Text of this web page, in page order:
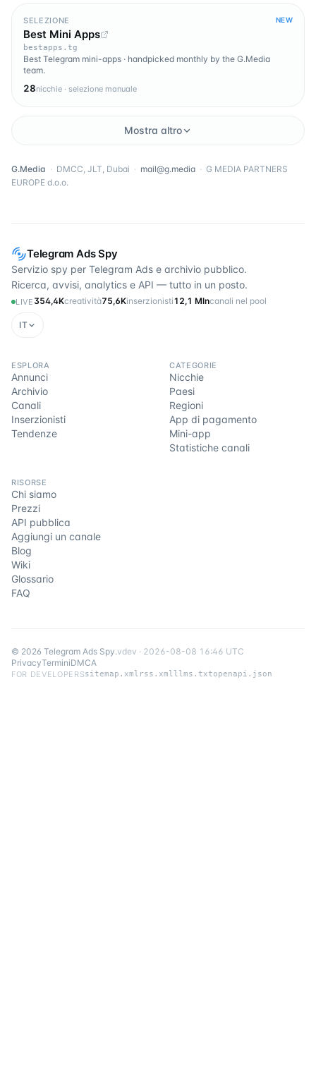
Telegram Ads Spy
Servizio spy per Telegram Ads e archivio pubblico.
Ricerca, avvisi, analytics e API — tutto in un posto.
LIVE 354,4Kcreatività75,6Kinserzionisti12,1 Mlncanali nel pool
IT
ESPLORA
Annunci
Archivio
Canali
Inserzionisti
Tendenze
CATEGORIE
Nicchie
Paesi
Regioni
App di pagamento
Mini-app
Statistiche canali
RISORSE
Chi siamo
Prezzi
API pubblica
Aggiungi un canale
Blog
Wiki
Glossario
FAQ
SELEZIONE NEW
Best Mini Apps
bestapps.tg
Best Telegram mini-apps · handpicked monthly by the G.Media
team.
28nicchie · selezione manuale
Mostra altro
G.Media · DMCC, JLT, Dubai · mail@g.media · G MEDIA PARTNERS
EUROPE d.o.o.
© 2026 Telegram Ads Spy.vdev · 2026-08-08 16:46 UTC
PrivacyTerminiDMCA
FOR DEVELOPERSsitemap.xml rss.xmlllms.txtopenapi.json